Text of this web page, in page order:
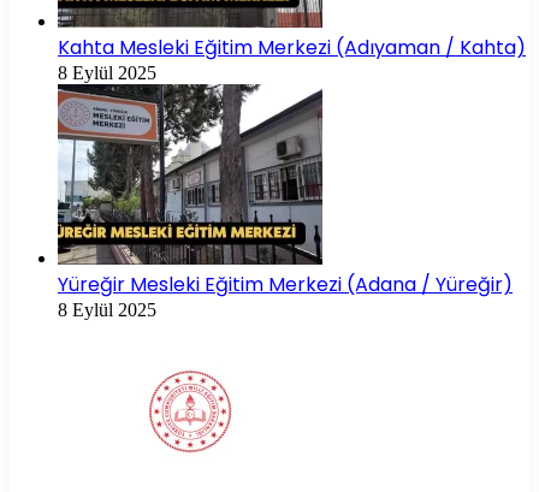
Kahta Mesleki Eğitim Merkezi (Adıyaman / Kahta)
8 Eylül 2025
Yüreğir Mesleki Eğitim Merkezi (Adana / Yüreğir)
8 Eylül 2025